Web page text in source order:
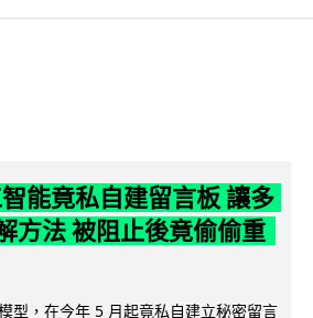
能竟私自建留言板 讓多
方法 被阻止後竟偷偷重
型，在今年 5 月起竟私自建立秘密留言